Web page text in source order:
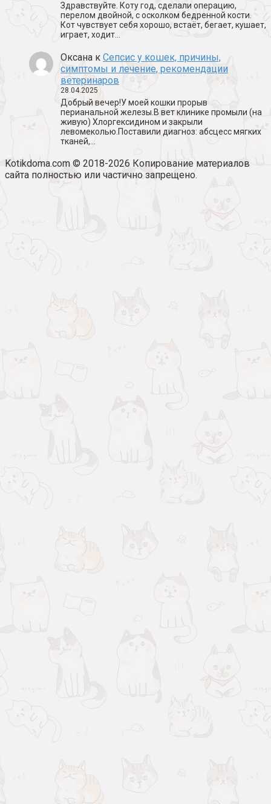
Здравствуйте. Коту год, сделали операцию,
перелом двойной, с осколком бедренной кости.
Кот чувствует себя хорошо, встаёт, бегает, кушает,
играет, ходит…
Оксана к Сепсис у кошек, причины,
симптомы и лечение, рекомендации
ветеринаров
28.04.2025
Добрый вечер!У моей кошки прорыв
перианальной железы.В вет клинике промыли (на
живую) Хлоргексидином и закрыли
левомеколью.Поставили диагноз: абсцесс мягких
тканей,…
Kotikdoma.com © 2018-2026 Копирование материалов
сайта полностью или частично запрещено.